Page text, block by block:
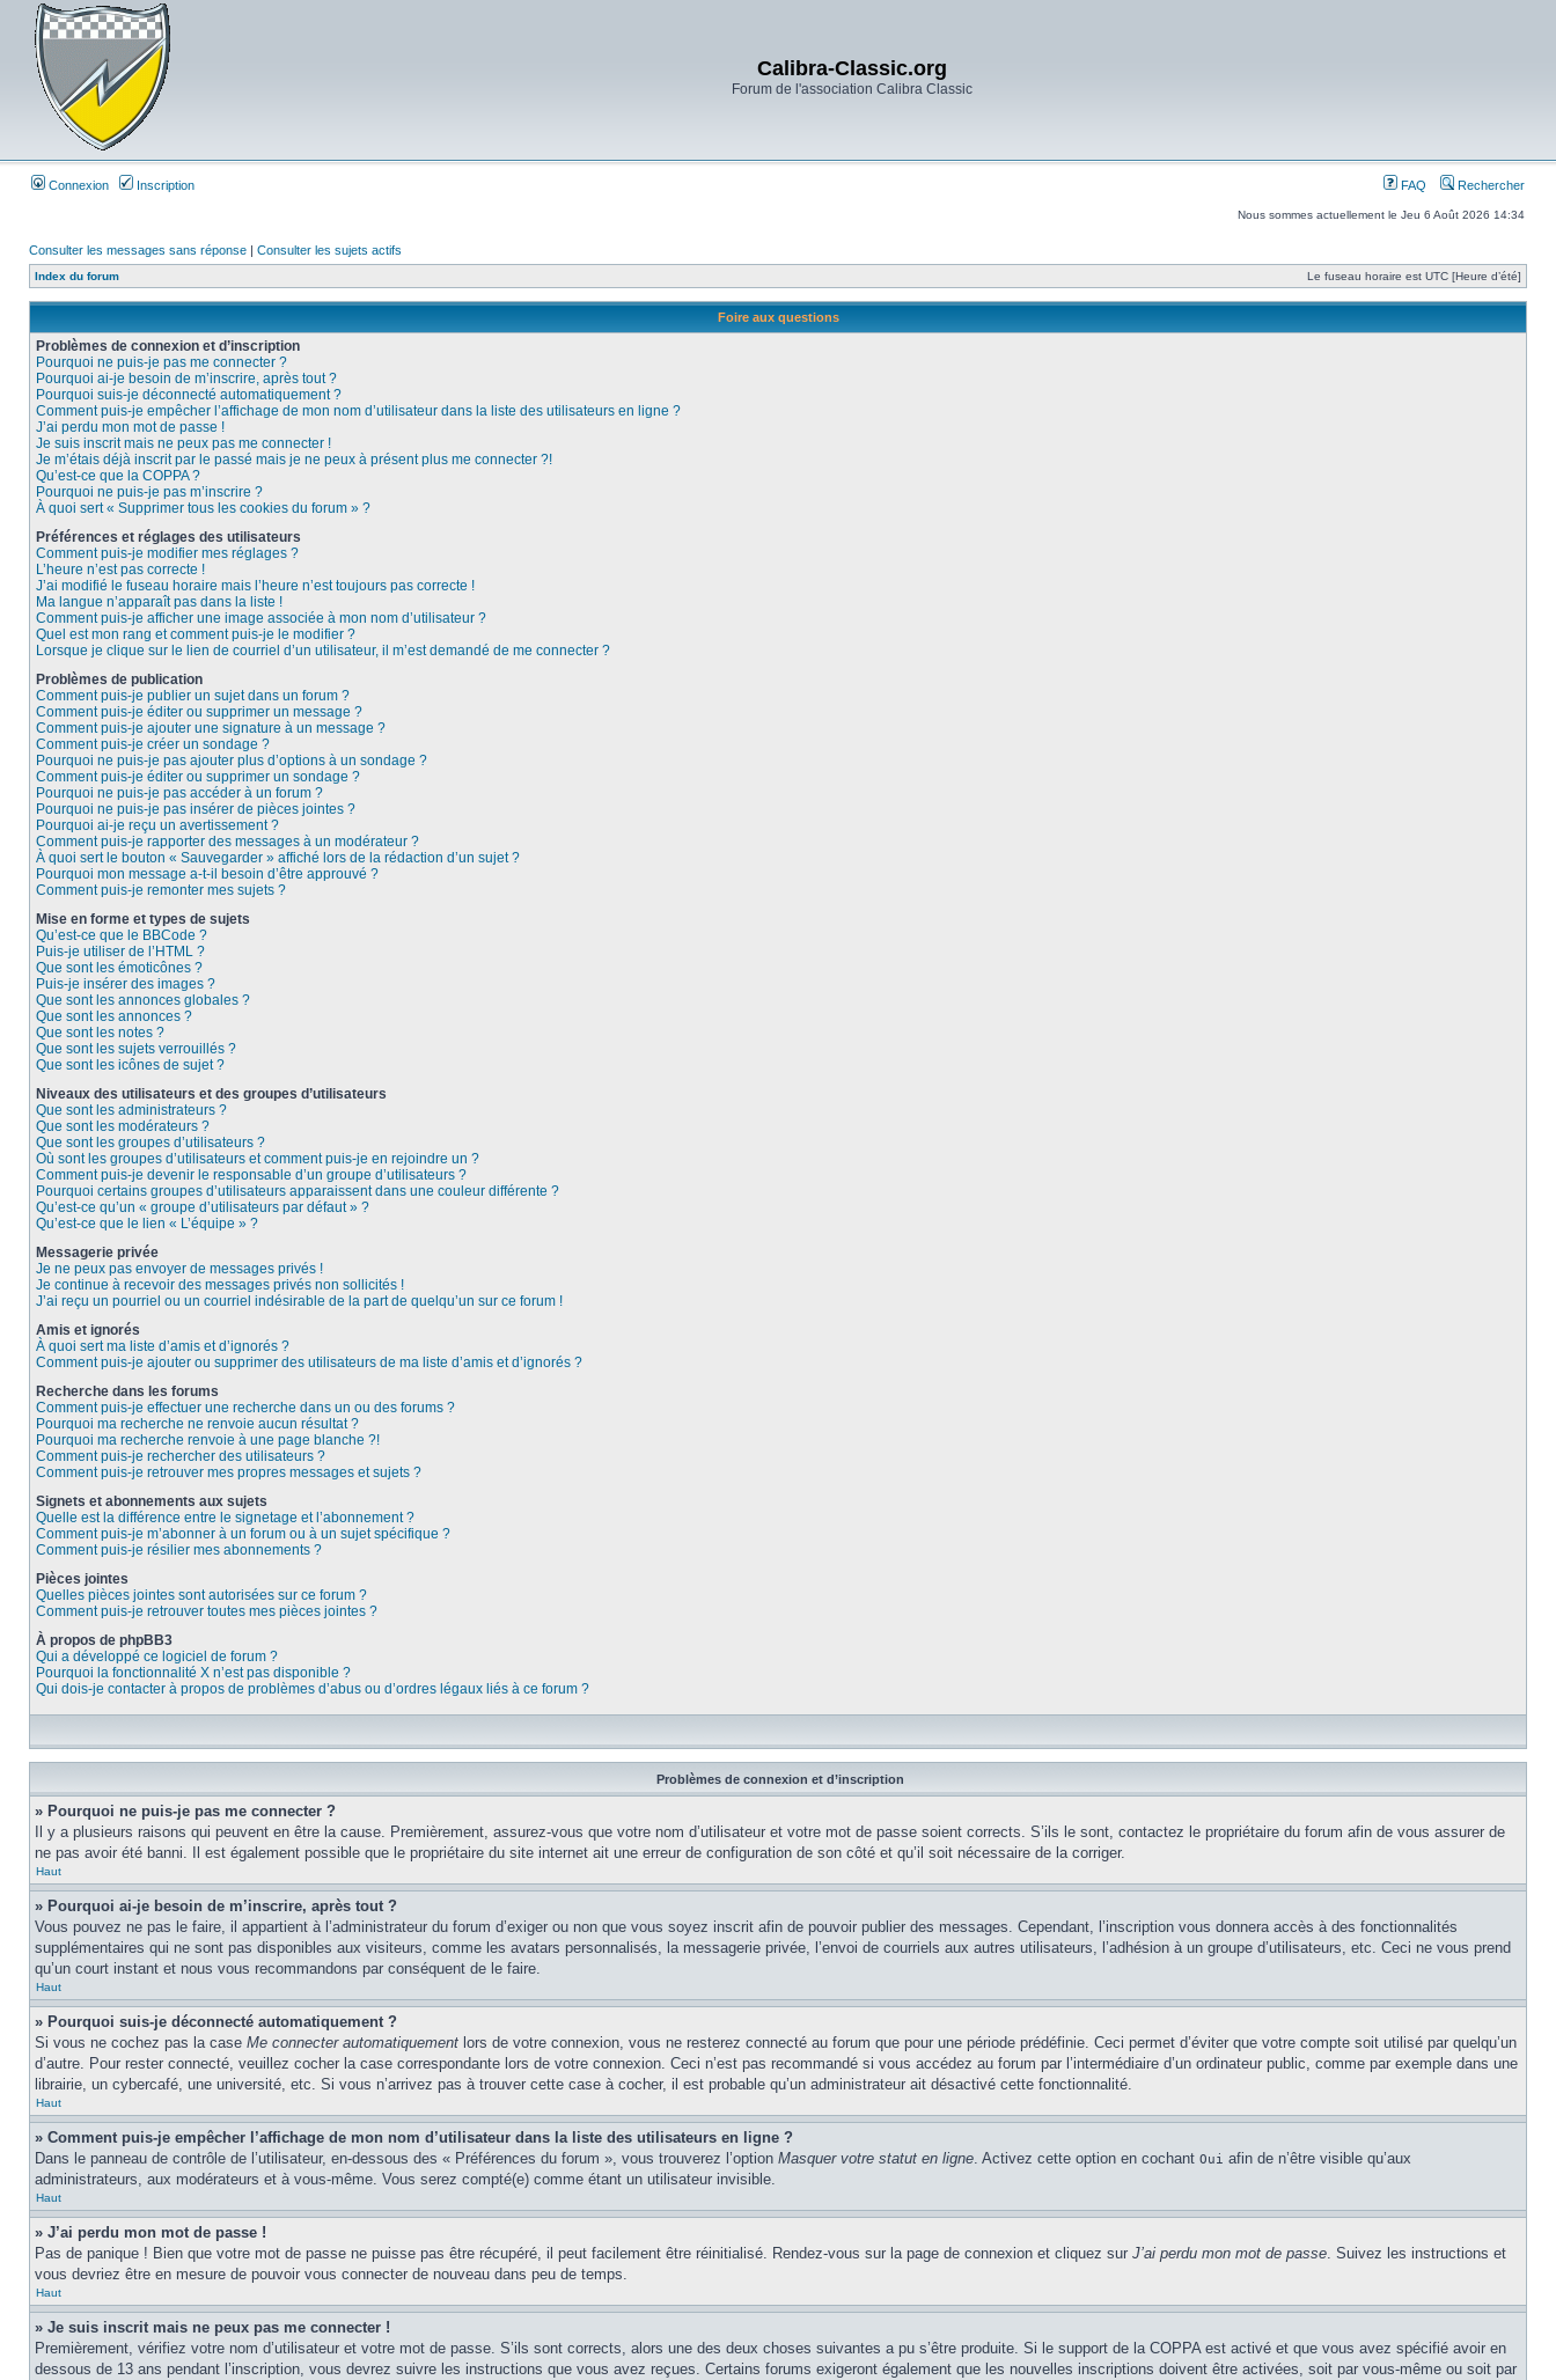
Calibra-Classic.org
Forum de l'association Calibra Classic
Connexion Inscription FAQ Rechercher
Nous sommes actuellement le Jeu 6 Août 2026 14:34
Consulter les messages sans réponse | Consulter les sujets actifs
Index du forum Le fuseau horaire est UTC [Heure d’été]
Foire aux questions
Problèmes de connexion et d’inscription
Pourquoi ne puis-je pas me connecter ?
Pourquoi ai-je besoin de m’inscrire, après tout ?
Pourquoi suis-je déconnecté automatiquement ?
Comment puis-je empêcher l’affichage de mon nom d’utilisateur dans la liste des utilisateurs en ligne ?
J’ai perdu mon mot de passe !
Je suis inscrit mais ne peux pas me connecter !
Je m’étais déjà inscrit par le passé mais je ne peux à présent plus me connecter ?!
Qu’est-ce que la COPPA ?
Pourquoi ne puis-je pas m’inscrire ?
À quoi sert « Supprimer tous les cookies du forum » ?
Préférences et réglages des utilisateurs
Comment puis-je modifier mes réglages ?
L’heure n’est pas correcte !
J’ai modifié le fuseau horaire mais l’heure n’est toujours pas correcte !
Ma langue n’apparaît pas dans la liste !
Comment puis-je afficher une image associée à mon nom d’utilisateur ?
Quel est mon rang et comment puis-je le modifier ?
Lorsque je clique sur le lien de courriel d’un utilisateur, il m’est demandé de me connecter ?
Problèmes de publication
Comment puis-je publier un sujet dans un forum ?
Comment puis-je éditer ou supprimer un message ?
Comment puis-je ajouter une signature à un message ?
Comment puis-je créer un sondage ?
Pourquoi ne puis-je pas ajouter plus d’options à un sondage ?
Comment puis-je éditer ou supprimer un sondage ?
Pourquoi ne puis-je pas accéder à un forum ?
Pourquoi ne puis-je pas insérer de pièces jointes ?
Pourquoi ai-je reçu un avertissement ?
Comment puis-je rapporter des messages à un modérateur ?
À quoi sert le bouton « Sauvegarder » affiché lors de la rédaction d’un sujet ?
Pourquoi mon message a-t-il besoin d’être approuvé ?
Comment puis-je remonter mes sujets ?
Mise en forme et types de sujets
Qu’est-ce que le BBCode ?
Puis-je utiliser de l’HTML ?
Que sont les émoticônes ?
Puis-je insérer des images ?
Que sont les annonces globales ?
Que sont les annonces ?
Que sont les notes ?
Que sont les sujets verrouillés ?
Que sont les icônes de sujet ?
Niveaux des utilisateurs et des groupes d’utilisateurs
Que sont les administrateurs ?
Que sont les modérateurs ?
Que sont les groupes d’utilisateurs ?
Où sont les groupes d’utilisateurs et comment puis-je en rejoindre un ?
Comment puis-je devenir le responsable d’un groupe d’utilisateurs ?
Pourquoi certains groupes d’utilisateurs apparaissent dans une couleur différente ?
Qu’est-ce qu’un « groupe d’utilisateurs par défaut » ?
Qu’est-ce que le lien « L’équipe » ?
Messagerie privée
Je ne peux pas envoyer de messages privés !
Je continue à recevoir des messages privés non sollicités !
J’ai reçu un pourriel ou un courriel indésirable de la part de quelqu’un sur ce forum !
Amis et ignorés
À quoi sert ma liste d’amis et d’ignorés ?
Comment puis-je ajouter ou supprimer des utilisateurs de ma liste d’amis et d’ignorés ?
Recherche dans les forums
Comment puis-je effectuer une recherche dans un ou des forums ?
Pourquoi ma recherche ne renvoie aucun résultat ?
Pourquoi ma recherche renvoie à une page blanche ?!
Comment puis-je rechercher des utilisateurs ?
Comment puis-je retrouver mes propres messages et sujets ?
Signets et abonnements aux sujets
Quelle est la différence entre le signetage et l’abonnement ?
Comment puis-je m’abonner à un forum ou à un sujet spécifique ?
Comment puis-je résilier mes abonnements ?
Pièces jointes
Quelles pièces jointes sont autorisées sur ce forum ?
Comment puis-je retrouver toutes mes pièces jointes ?
À propos de phpBB3
Qui a développé ce logiciel de forum ?
Pourquoi la fonctionnalité X n’est pas disponible ?
Qui dois-je contacter à propos de problèmes d’abus ou d’ordres légaux liés à ce forum ?
Problèmes de connexion et d’inscription
» Pourquoi ne puis-je pas me connecter ?
Il y a plusieurs raisons qui peuvent en être la cause. Premièrement, assurez-vous que votre nom d’utilisateur et votre mot de passe soient corrects. S’ils le sont, contactez le propriétaire du forum afin de vous assurer de
ne pas avoir été banni. Il est également possible que le propriétaire du site internet ait une erreur de configuration de son côté et qu’il soit nécessaire de la corriger.
Haut
» Pourquoi ai-je besoin de m’inscrire, après tout ?
Vous pouvez ne pas le faire, il appartient à l’administrateur du forum d’exiger ou non que vous soyez inscrit afin de pouvoir publier des messages. Cependant, l’inscription vous donnera accès à des fonctionnalités
supplémentaires qui ne sont pas disponibles aux visiteurs, comme les avatars personnalisés, la messagerie privée, l’envoi de courriels aux autres utilisateurs, l’adhésion à un groupe d’utilisateurs, etc. Ceci ne vous prend
qu’un court instant et nous vous recommandons par conséquent de le faire.
Haut
» Pourquoi suis-je déconnecté automatiquement ?
Si vous ne cochez pas la case Me connecter automatiquement lors de votre connexion, vous ne resterez connecté au forum que pour une période prédéfinie. Ceci permet d’éviter que votre compte soit utilisé par quelqu’un
d’autre. Pour rester connecté, veuillez cocher la case correspondante lors de votre connexion. Ceci n’est pas recommandé si vous accédez au forum par l’intermédiaire d’un ordinateur public, comme par exemple dans une
librairie, un cybercafé, une université, etc. Si vous n’arrivez pas à trouver cette case à cocher, il est probable qu’un administrateur ait désactivé cette fonctionnalité.
Haut
» Comment puis-je empêcher l’affichage de mon nom d’utilisateur dans la liste des utilisateurs en ligne ?
Dans le panneau de contrôle de l’utilisateur, en-dessous des « Préférences du forum », vous trouverez l’option Masquer votre statut en ligne. Activez cette option en cochant Oui afin de n’être visible qu’aux
administrateurs, aux modérateurs et à vous-même. Vous serez compté(e) comme étant un utilisateur invisible.
Haut
» J’ai perdu mon mot de passe !
Pas de panique ! Bien que votre mot de passe ne puisse pas être récupéré, il peut facilement être réinitialisé. Rendez-vous sur la page de connexion et cliquez sur J’ai perdu mon mot de passe. Suivez les instructions et
vous devriez être en mesure de pouvoir vous connecter de nouveau dans peu de temps.
Haut
» Je suis inscrit mais ne peux pas me connecter !
Premièrement, vérifiez votre nom d’utilisateur et votre mot de passe. S’ils sont corrects, alors une des deux choses suivantes a pu s’être produite. Si le support de la COPPA est activé et que vous avez spécifié avoir en
dessous de 13 ans pendant l’inscription, vous devrez suivre les instructions que vous avez reçues. Certains forums exigeront également que les nouvelles inscriptions doivent être activées, soit par vous-même ou soit par